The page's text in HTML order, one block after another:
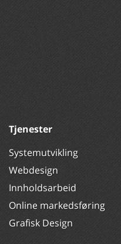
Tjenester
Systemutvikling
Webdesign
Innholdsarbeid
Online markedsføring
Grafisk Design